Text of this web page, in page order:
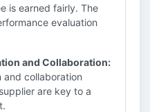
is earned fairly. The
evaluation
and Collaboration:
and collaboration
are key to a